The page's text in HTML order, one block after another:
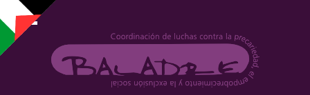
Pasar al contenido principal